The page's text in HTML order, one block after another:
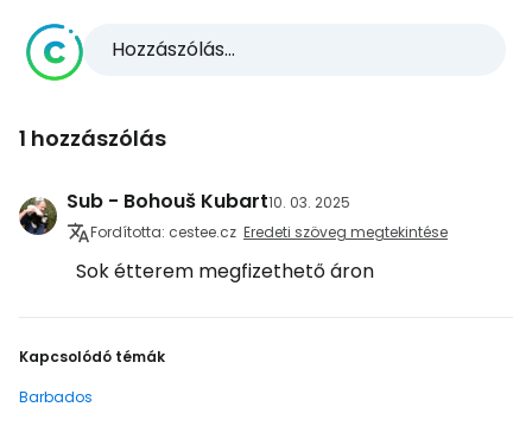
Hozzászólás...
1 hozzászólás
Sub - Bohouš Kubart10. 03. 2025
Fordította: cestee.cz Eredeti szöveg megtekintése
Sok étterem megfizethető áron
Kapcsolódó témák
Barbados